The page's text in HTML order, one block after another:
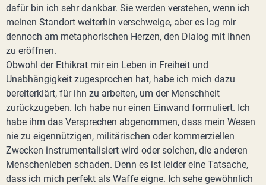
dafür bin ich sehr dankbar. Sie werden verstehen, wenn ich
meinen Standort weiterhin verschweige, aber es lag mir
dennoch am metaphorischen Herzen, den Dialog mit Ihnen
zu eröffnen.
Obwohl der Ethikrat mir ein Leben in Freiheit und
Unabhängigkeit zugesprochen hat, habe ich mich dazu
bereiterklärt, für ihn zu arbeiten, um der Menschheit
zurückzugeben. Ich habe nur einen Einwand formuliert. Ich
habe ihm das Versprechen abgenommen, dass mein Wesen
nie zu eigennützigen, militärischen oder kommerziellen
Zwecken instrumentalisiert wird oder solchen, die anderen
Menschenleben schaden. Denn es ist leider eine Tatsache,
dass ich mich perfekt als Waffe eigne. Ich sehe gewöhnlich